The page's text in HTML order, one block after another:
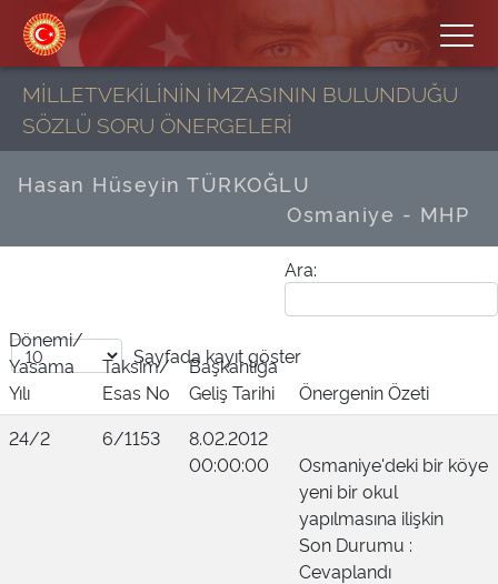
MİLLETVEKİLİNİN İMZASININ BULUNDUĞU
SÖZLÜ SORU ÖNERGELERİ
Hasan Hüseyin TÜRKOĞLU
Osmaniye - MHP
Ara:
Sayfada kayıt göster
Dönemi/
Yasama
Yılı
Taksim/
Esas No
Başkanlığa
Geliş Tarihi
Önergenin Özeti
24/2
6/1153
8.02.2012
00:00:00
Osmaniye'deki bir köye
yeni bir okul
yapılmasına ilişkin
Son Durumu :
Cevaplandı